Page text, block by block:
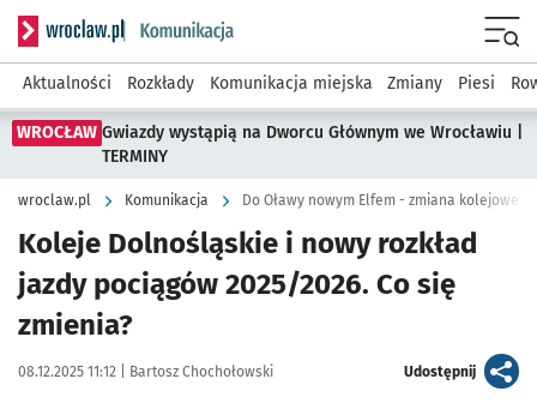
Serwis informacyjny wroclaw.pl podserwis: Komunikacja
Aktualności Rozkłady Komunikacja miejska Zmiany Piesi
WROCŁAW Gwiazdy wystąpią na Dworcu Głównym we Wrocławiu |
TERMINY
wroclaw.pl Komunikacja Do Oławy nowym Elfem - zmiana
Koleje Dolnośląskie i nowy rozkład
jazdy pociągów 2025/2026. Co się
zmienia?
Data publikacji:
08.12.2025 11:12 | Autor:
Bartosz Chochołowski Udostępnijartykuł